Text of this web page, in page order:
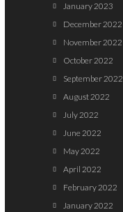
January 2023
December 2022
November 2022
October 2022
September 2022
August 2022
July 2022
June 2022
May 2022
April 2022
February 2022
January 2022